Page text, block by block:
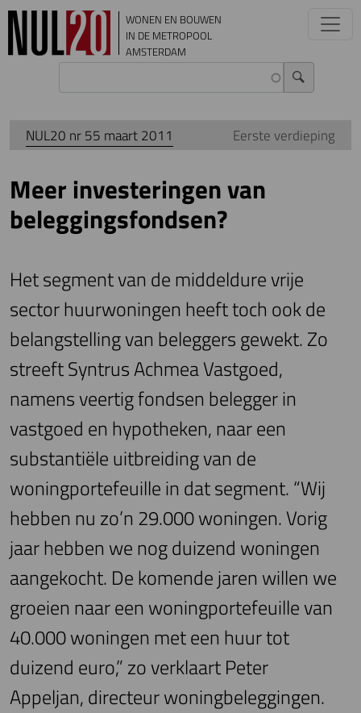
Overslaan en naar de inhoud gaan
WONEN EN BOUWEN
IN DE METROPOOL
AMSTERDAM
NUL20 nr 55 maart 2011 Eerste verdieping
Meer investeringen van
beleggingsfondsen?
Het segment van de middeldure vrije
sector huurwoningen heeft toch ook de
belangstelling van beleggers gewekt. Zo
streeft Syntrus Achmea Vastgoed,
namens veertig fondsen belegger in
vastgoed en hypotheken, naar een
substantiële uitbreiding van de
woningportefeuille in dat segment. “Wij
hebben nu zo’n 29.000 woningen. Vorig
jaar hebben we nog duizend woningen
aangekocht. De komende jaren willen we
groeien naar een woningportefeuille van
40.000 woningen met een huur tot
duizend euro,” zo verklaart Peter
Appeljan, directeur woningbeleggingen.